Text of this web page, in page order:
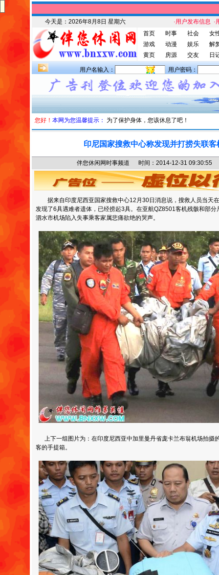
今天是： 2026年8月8日 星期六 ·用户发布信息 ·
首页
时事 社会
女
游戏
动漫 娱乐
解
黄页
房源 交友 日
用户名输入： 用户密码：
您好！ 本网为您温馨提示： 为了保护身体，您该休息了吧！
印尼国家搜救中心称发现并打捞失联
伴您休闲网时事频道 时间：2014-12-31
据来自印度尼西亚国家搜救中心12月30日消息说，搜救人员当天
发现了6具遇难者遗体，已经捞起3具。在亚航QZ8501客机残骸和部
泗水市机场陷入失事乘客家属悲痛欲绝的哭声。
上下一组图片为：在印度尼西亚中加里曼丹省庞卡兰布翁机场拍摄
客的手提箱。